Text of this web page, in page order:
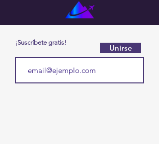
¡Suscríbete gratis!
Unirse